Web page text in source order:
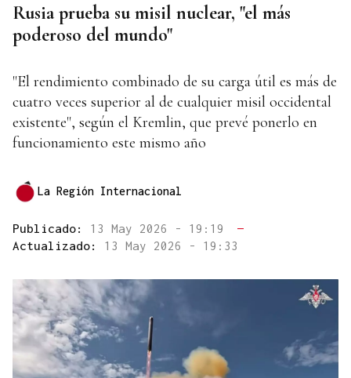
Rusia prueba su misil nuclear, "el más
poderoso del mundo"
"El rendimiento combinado de su carga útil es más de
cuatro veces superior al de cualquier misil occidental
existente", según el Kremlin, que prevé ponerlo en
funcionamiento este mismo año
La Región Internacional
Publicado: 13 May 2026 - 19:19
—
Actualizado: 13 May 2026 - 19:33